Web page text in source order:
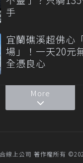
手
宜蘭礁溪超佛心
場」！一天20元
全憑良心
More
線上公司 著作權所有